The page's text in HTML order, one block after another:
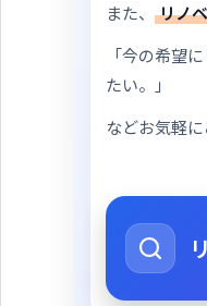
また、 リノ
「今の希望
たい。」
などお気軽に